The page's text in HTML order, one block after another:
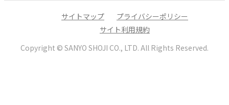
サイトマップ
プライバシーポリシー
サイト利用規約
Copyright © SANYO SHOJI CO., LTD. All Rights Reserved.